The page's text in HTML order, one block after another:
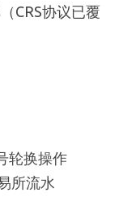
CRS协议已覆
轮换操作
所流水